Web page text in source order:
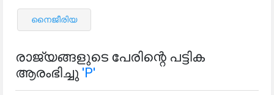
നൈജീരിയ
രാജ്യങ്ങളുടെ പേരിന്റെ പട്ടിക
ആരംഭിച്ചു 'P'